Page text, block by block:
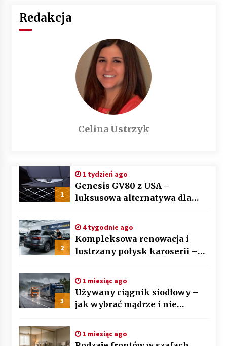
Redakcja
Celina Ustrzyk
1
1 tydzień ago
Genesis GV80 z USA –
luksusowa alternatywa dla
2
4 tygodnie ago
Kompleksowa renowacja i
lustrzany połysk karoserii –
3
1 miesiąc ago
Używany ciągnik siodłowy –
jak wybrać mądrze i nie
po kroku
1 miesiąc ago